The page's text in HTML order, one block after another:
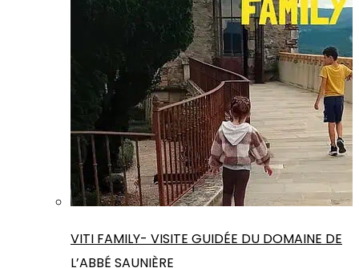
VITI FAMILY- VISITE GUIDÉE DU DOMAINE DE
L’ABBÉ SAUNIÈRE